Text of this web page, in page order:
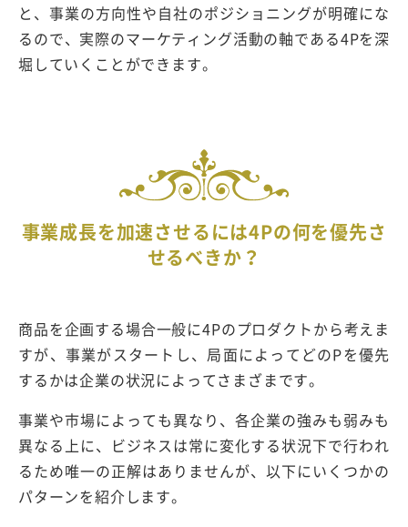
と、事業の方向性や自社のポジショニングが明確にな
るので、実際のマーケティング活動の軸である4Pを深
堀していくことができます。
事業成長を加速させるには4Pの何を優先さ
せるべきか？
商品を企画する場合一般に4Pのプロダクトから考えま
すが、事業がスタートし、局面によってどのPを優先
するかは企業の状況によってさまざまです。
事業や市場によっても異なり、各企業の強みも弱みも
異なる上に、ビジネスは常に変化する状況下で行われ
るため唯一の正解はありませんが、以下にいくつかの
パターンを紹介します。